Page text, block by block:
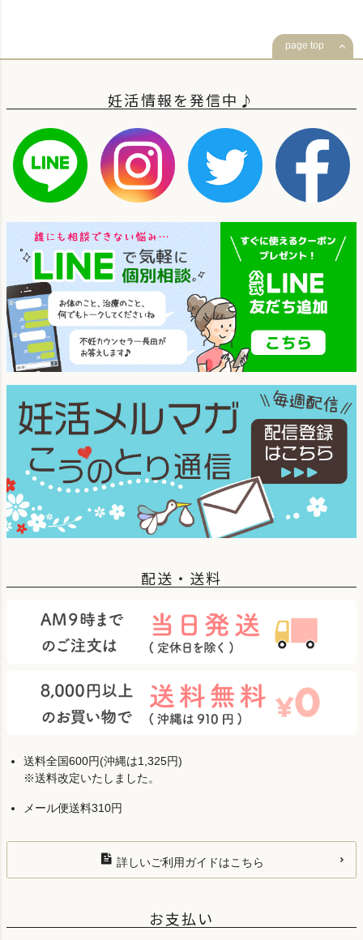
page top
妊活情報を発信中♪
配送・送料
送料全国600円(沖縄は1,325円)
※送料改定いたしました。
メール便送料310円
詳しいご利用ガイドはこちら
お支払い